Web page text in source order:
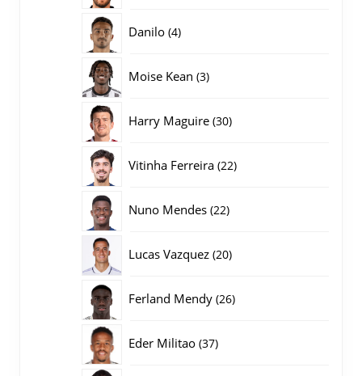
Danilo 44
Moise Kean 33
Harry Maguire 3030
Vitinha Ferreira 2222
Nuno Mendes 2222
Lucas Vazquez 2020
Ferland Mendy 2626
Eder Militao 3737